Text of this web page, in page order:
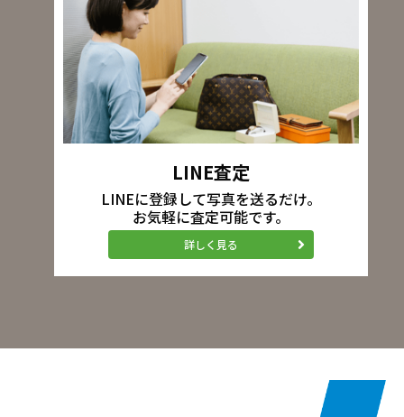
LINE査定
LINEに登録して写真を送るだけ。
お気軽に査定可能です。
詳しく見る